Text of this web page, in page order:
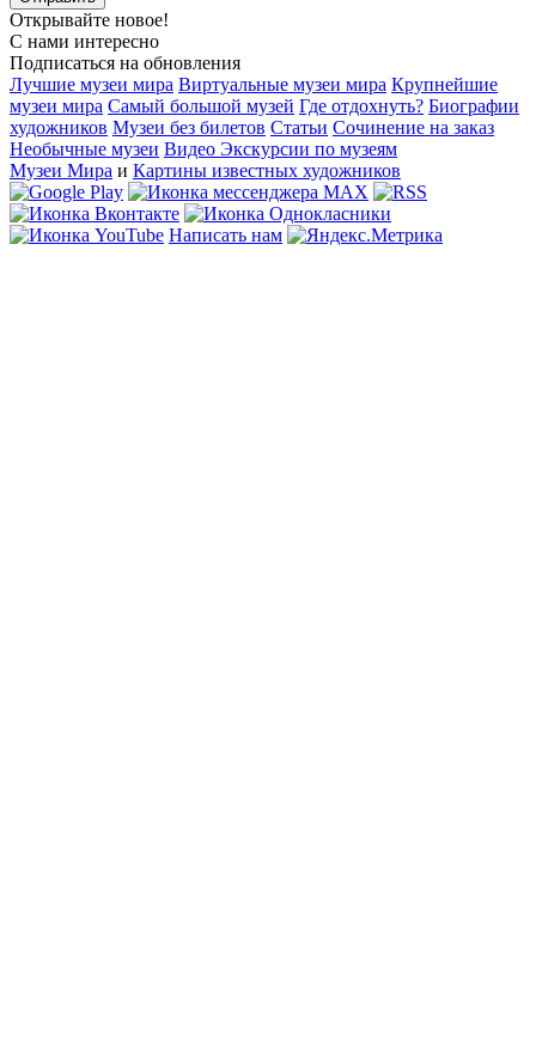
Открывайте новое!
С нами интересно
Подписаться на обновления
Лучшие музеи мира Виртуальные музеи мира Крупнейшие
музеи мира Самый большой музей Где отдохнуть? Биографии
художников Музеи без билетов Статьи Сочинение на заказ
Необычные музеи Видео Экскурсии по музеям
Музеи Мира и Картины известных художников
Написать нам